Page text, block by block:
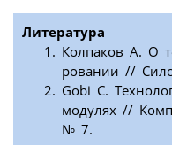
Литература
Колпаков А. О
ровании //
Gobi C.
модулях //
№ 7.